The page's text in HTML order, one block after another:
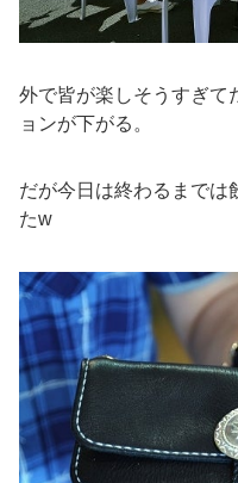
外で皆が楽しそうすぎて
ョンが下がる。
だが今日は終わるまでは
たw